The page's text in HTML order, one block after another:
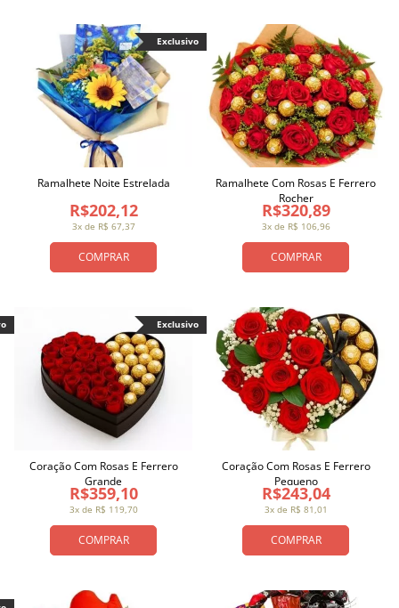
COMPRAR
3x de R$ 67,37
R$202,12
Ramalhete Noite Estrelada
Exclusivo
COMPRAR
3x de R$ 106,96
R$320,89
Ramalhete Com Rosas E Ferrero
Rocher
COMPRAR
3x de R$ 119,70
R$359,10
Coração Com Rosas E Ferrero
Grande
Exclusivo
COMPRAR
3x de R$ 81,01
R$243,04
Coração Com Rosas E Ferrero
Pequeno